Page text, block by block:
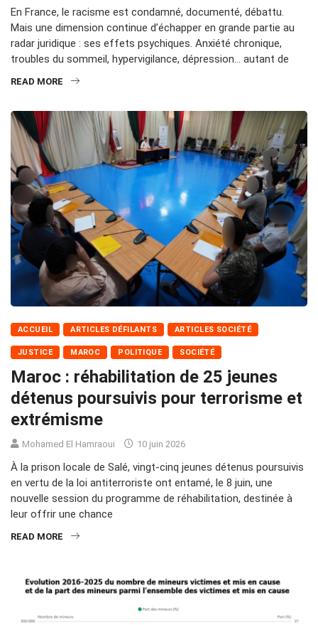
En France, le racisme est condamné, documenté, débattu.
Mais une dimension continue d’échapper en grande partie au
radar juridique : ses effets psychiques. Anxiété chronique,
troubles du sommeil, hypervigilance, dépression… autant de
READ MORE
ACCUEIL ARTICLES DÉFILANTS ARTICLES SOCIÉTÉ
JUSTICE MAROC POLITIQUE SOCIÉTÉ
Maroc : réhabilitation de 25 jeunes
détenus poursuivis pour terrorisme et
extrémisme
Mohamed El Hamraoui 10 juin 2026
À la prison locale de Salé, vingt‑cinq jeunes détenus poursuivis
en vertu de la loi antiterroriste ont entamé, le 8 juin, une
nouvelle session du programme de réhabilitation, destinée à
leur offrir une chance
READ MORE